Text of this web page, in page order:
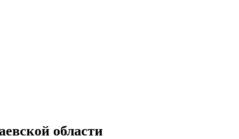
области